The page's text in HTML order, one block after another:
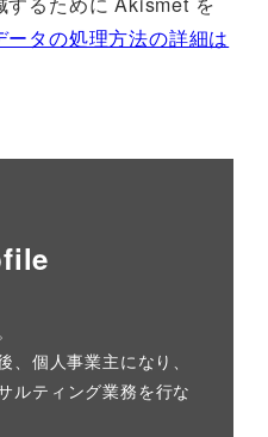
ータの処理方法の詳細は
個人事業主になり、
ルティング業務を行な